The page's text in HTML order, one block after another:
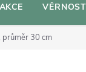
AKCE
30 cm